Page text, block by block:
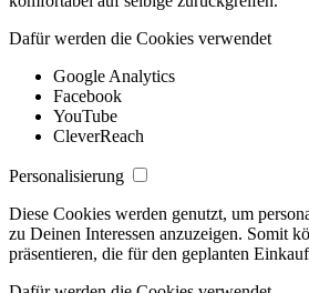
Dafür werden die Cookies verwendet
Google Analytics
Facebook
YouTube
CleverReach
Personalisierung
Diese Cookies werden genutzt, um
zu Deinen Interessen anzuzeigen. Somit
präsentieren, die für den geplanten